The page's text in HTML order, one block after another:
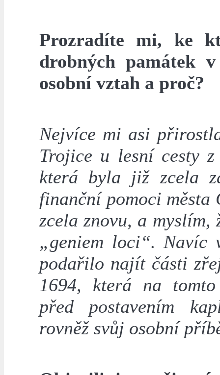
Prozradíte mi, ke
drobných památek
osobní vztah a proč?
Nejvíce mi asi
Trojice u lesní cesty
která byla již zcela
finanční pomoci města
zcela znovu, a myslím,
„geniem loci“. Navíc
podařilo najít části
1694, která na tomto
před postavením
rovněž svůj osobní